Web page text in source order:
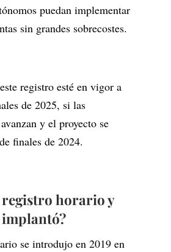
puedan implementar
sin grandes sobrecostes.
registro esté en vigor a
de 2025, si las
y el proyecto se
finales de 2024.
registro horario y
implantó?
se introdujo en 2019 en